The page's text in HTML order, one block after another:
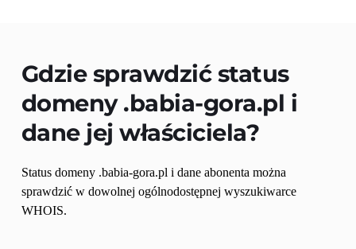
Gdzie sprawdzić status
domeny .babia-gora.pl i
dane jej właściciela?
Status domeny .babia-gora.pl i dane abonenta można
sprawdzić w dowolnej ogólnodostępnej wyszukiwarce
WHOIS.